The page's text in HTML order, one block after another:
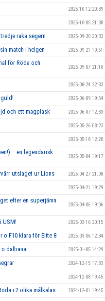
2025-10-12 20:39
2025-10-05 21:38
raka segern 2025-09-30 20:33
match i helgen 2025-09-21 19:51
för Röda och
2025-09-07 21:10
2025-08-24 22:33
2025-06-09 19:54
och ett magplask 2025-06-07 12:33
2025-05-26 08:23
2025-05-18 12:20
– en legendarisk
2025-05-04 19:17
utslaget ur Lions 2025-04-27 21:08
2025-04-21 19:29
efter en superjämn
2025-04-06 19:06
USM! 2025-03-16 20:15
o F10 klara för Elite 8 2025-03-06 12:34
o dalbana 2025-01-05 14:29
2024-12-15 17:33
2024-12-08 19:45
i 2 olika målkalas 2024-12-01 19:45